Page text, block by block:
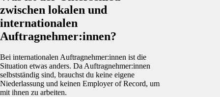
zwischen lokalen und
internationalen
Auftragnehmer:innen?
Bei internationalen Auftragnehmer:innen ist die
Situation etwas anders. Da Auftragnehmer:innen
selbstständig sind, brauchst du keine eigene
Niederlassung und keinen Employer of Record, um
mit ihnen zu arbeiten.